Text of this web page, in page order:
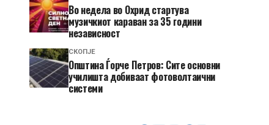
Во недела во Охрид стартува
музичкиот караван за 35 години
независност
СКОПЈЕ
Општина Ѓорче Петров: Сите основни
училишта добиваат фотоволтаични
системи